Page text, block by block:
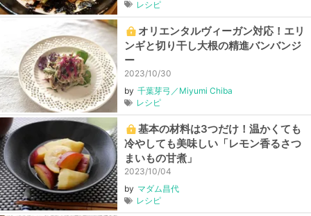
レシピ
オリエンタルヴィーガン対応！エリ
ンギと切り干し大根の精進バンバンジ
ー
2023/10/30
by 千葉芽弓／Miyumi Chiba
レシピ
基本の材料は3つだけ！温かくても
冷やしても美味しい「レモン香るさつ
まいもの甘煮」
2023/10/04
by マダム昌代
レシピ